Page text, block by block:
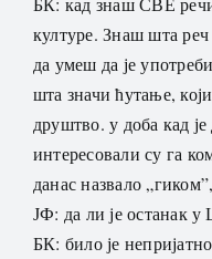
културе. Знаш шта реч
да умеш да је
шта значи ћутање,
друштво. у доба кад
интересовали су га
данас назвало
ЈФ: да ли је останак
БК: било је